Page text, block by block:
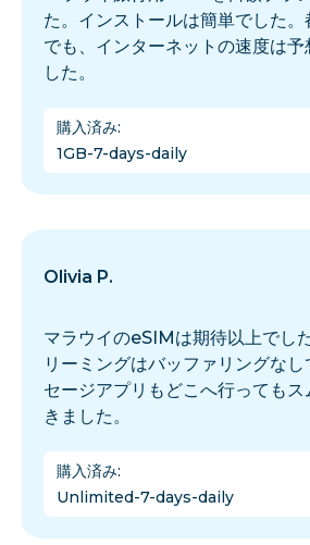
た。インストールは簡単でした
でも、インターネットの速度は
した。
購入済み:
1GB-7-days-daily
Olivia P.
マラウイのeSIMは期待以上でし
リーミングはバッファリングな
セージアプリもどこへ行っても
きました。
購入済み:
Unlimited-7-days-daily